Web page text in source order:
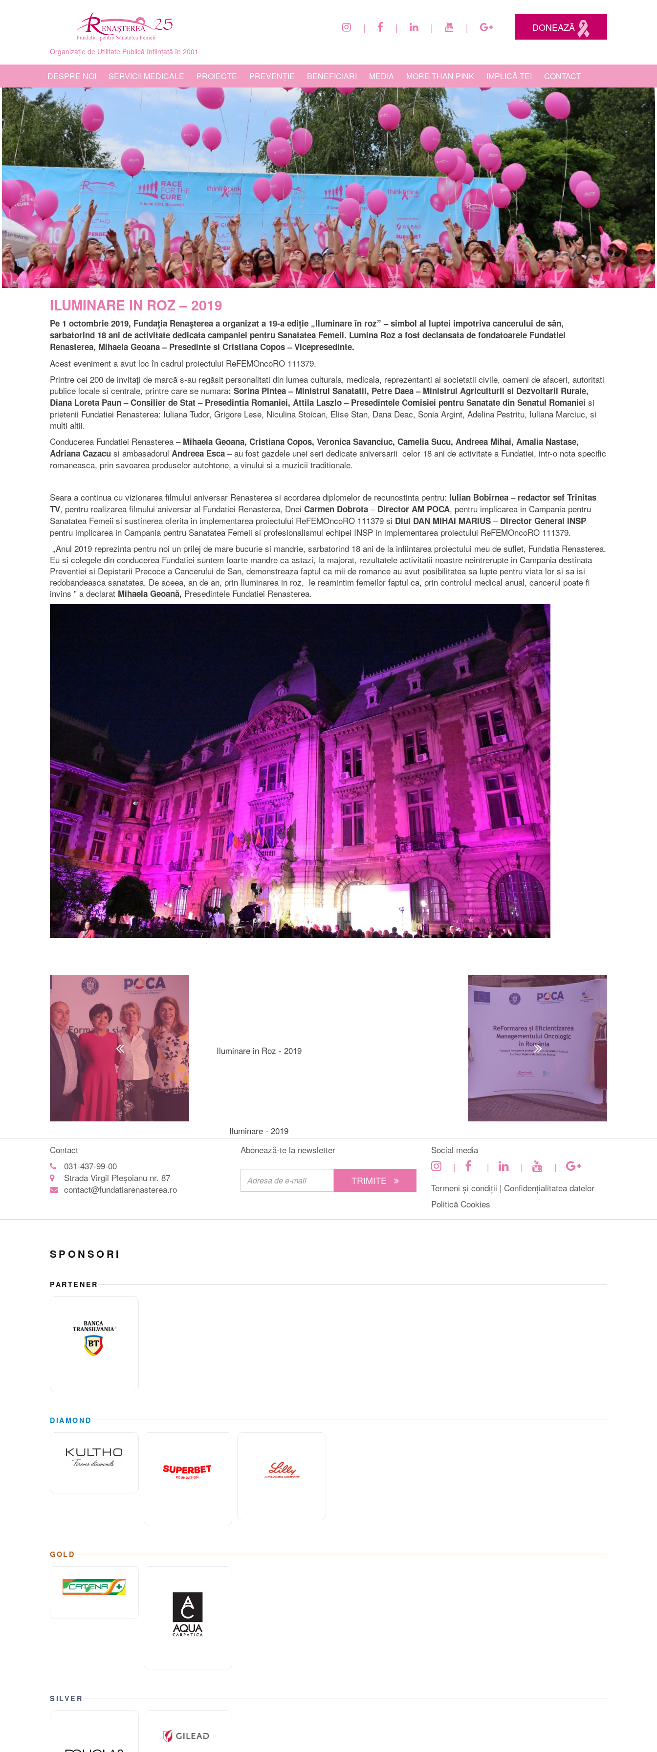
Organizație de Utilitate Publică înființată în 2001
| | | | DONEAZĂ
DESPRE NOI SERVICII MEDICALE PROIECTE PREVENȚIE BENEFICIARI MEDIA MORE THAN PINK IMPLICĂ-TE! CONTACT
ILUMINARE IN ROZ – 2019
Pe 1 octombrie 2019, Fundaţia Renaşterea a organizat a 19-a ediţie „Iluminare în roz” – simbol al luptei impotriva cancerului de sân,
sarbatorind 18 ani de activitate dedicata campaniei pentru Sanatatea Femeii. Lumina Roz a fost declansata de fondatoarele Fundatiei
Renasterea, Mihaela Geoana – Presedinte si Cristiana Copos – Vicepresedinte.
Acest eveniment a avut loc în cadrul proiectului ReFEMOncoRO 111379.
Printre cei 200 de invitaţi de marcă s-au regăsit personalitati din lumea culturala, medicala, reprezentanti ai societatii civile, oameni de afaceri, autoritati
publice locale si centrale, printre care se numara: Sorina Pintea – Ministrul Sanatatii, Petre Daea – Ministrul Agriculturii si Dezvoltarii Rurale,
Diana Loreta Paun – Consilier de Stat – Presedintia Romaniei, Attila Laszlo – Presedintele Comisiei pentru Sanatate din Senatul Romaniei si
prietenii Fundatiei Renasterea: Iuliana Tudor, Grigore Lese, Niculina Stoican, Elise Stan, Dana Deac, Sonia Argint, Adelina Pestritu, Iuliana Marciuc, si
multi altii.
Conducerea Fundatiei Renasterea – Mihaela Geoana, Cristiana Copos, Veronica Savanciuc, Camelia Sucu, Andreea Mihai, Amalia Nastase,
Adriana Cazacu si ambasadorul Andreea Esca – au fost gazdele unei seri dedicate aniversarii celor 18 ani de activitate a Fundatiei, intr-o nota specific
romaneasca, prin savoarea produselor autohtone, a vinului si a muzicii traditionale.
Seara a continua cu vizionarea filmului aniversar Renasterea si acordarea diplomelor de recunostinta pentru: Iulian Bobirnea – redactor sef Trinitas
TV, pentru realizarea filmului aniversar al Fundatiei Renasterea, Dnei Carmen Dobrota – Director AM POCA, pentru implicarea in Campania pentru
Sanatatea Femeii si sustinerea oferita in implementarea proiectului ReFEMOncoRO 111379 si Dlui DAN MIHAI MARIUS – Director General INSP
pentru implicarea in Campania pentru Sanatatea Femeii si profesionalismul echipei INSP in implementarea proiectului ReFEMOncoRO 111379.
„Anul 2019 reprezinta pentru noi un prilej de mare bucurie si mandrie, sarbatorind 18 ani de la infiintarea proiectului meu de suflet, Fundatia Renasterea.
Eu si colegele din conducerea Fundatiei suntem foarte mandre ca astazi, la majorat, rezultatele activitatii noastre neintrerupte in Campania destinata
Preventiei si Depistarii Precoce a Cancerului de San, demonstreaza faptul ca mii de romance au avut posibilitatea sa lupte pentru viata lor si sa isi
redobandeasca sanatatea. De aceea, an de an, prin Iluminarea in roz, le reamintim femeilor faptul ca, prin controlul medical anual, cancerul poate fi
invins ” a declarat Mihaela Geoană, Presedintele Fundatiei Renasterea.
Iluminare in Roz - 2019
Iluminare - 2019
Contact
031-437-99-00
Strada Virgil Pleșoianu nr. 87
contact@fundatiarenasterea.ro
Abonează-te la newsletter
TRIMITE
Social media
|
| |
|
Termeni și condiții | Confidențialitatea datelor
Politică Cookies
SPONSORI
PARTENER
DIAMOND
GOLD
SILVER